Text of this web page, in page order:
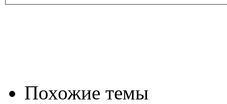
Похожие темы